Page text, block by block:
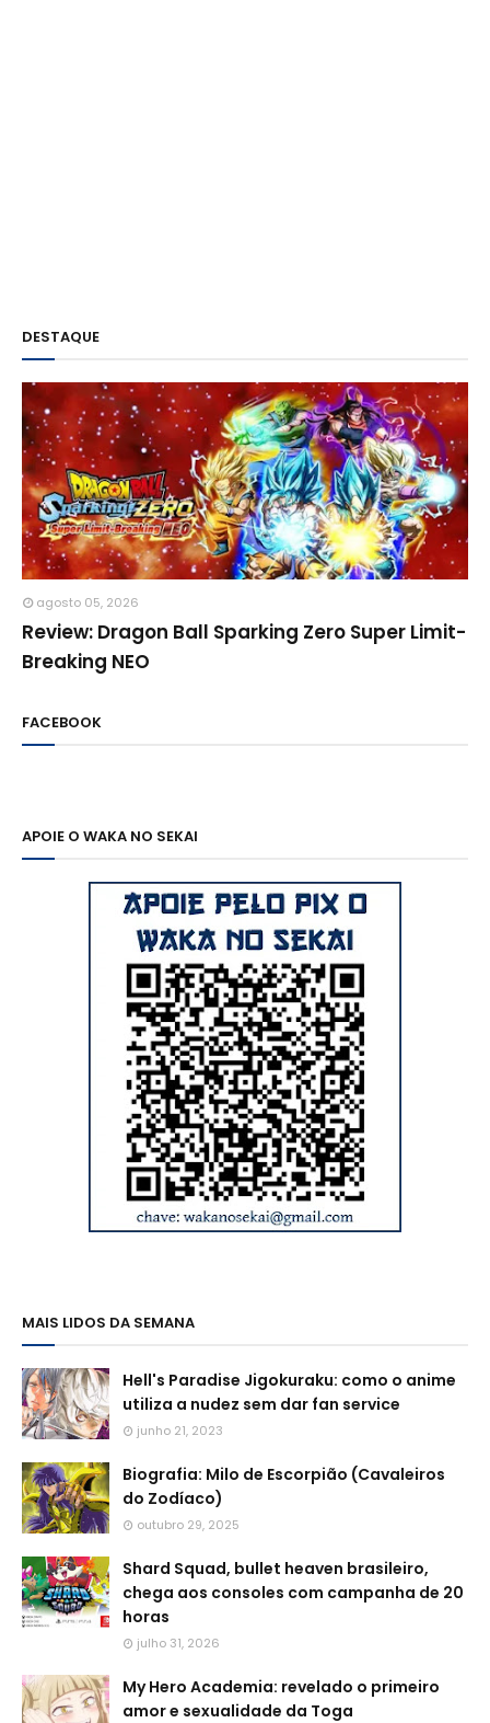
DESTAQUE
agosto 05, 2026
Review: Dragon Ball Sparking Zero Super Limit-
Breaking NEO
FACEBOOK
APOIE O WAKA NO SEKAI
MAIS LIDOS DA SEMANA
Hell's Paradise Jigokuraku: como o anime
utiliza a nudez sem dar fan service
junho 21, 2023
Biografia: Milo de Escorpião (Cavaleiros
do Zodíaco)
outubro 29, 2025
Shard Squad, bullet heaven brasileiro,
chega aos consoles com campanha de 20
horas
julho 31, 2026
My Hero Academia: revelado o primeiro
amor e sexualidade da Toga